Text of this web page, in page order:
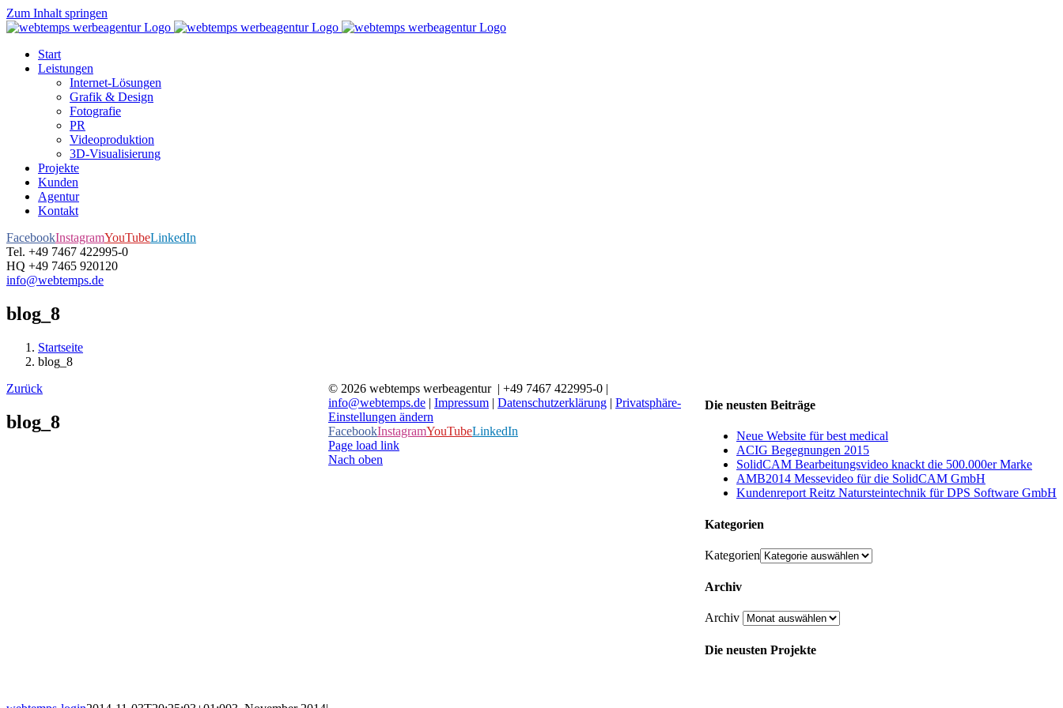
Zum Inhalt springen
Start
Leistungen
Internet-Lösungen
Grafik & Design
Fotografie
PR
Videoproduktion
3D-Visualisierung
Projekte
Kunden
Agentur
Kontakt
FacebookInstagramYouTubeLinkedIn
Tel. +49 7467 422995-0
HQ +49 7465 920120
info@webtemps.de
blog_8
Startseite
blog_8
Zurück
blog_8
Die neusten Beiträge
Neue Website für best medical
ACIG Begegnungen 2015
SolidCAM Bearbeitungsvideo knackt die 500.000er Marke
AMB2014 Messevideo für die SolidCAM GmbH
Kundenreport Reitz Natursteintechnik für DPS Software GmbH
Kategorien
Kategorien
Archiv
Archiv
Die neusten Projekte
© 2026 webtemps werbeagentur | +49 7467 422995-0 |
info@webtemps.de | Impressum | Datenschutzerklärung | Privatsphäre-
Einstellungen ändern
FacebookInstagramYouTubeLinkedIn
Page load link
Nach oben